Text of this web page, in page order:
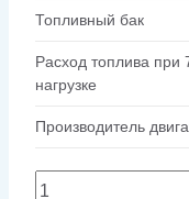
Топливный бак
Расход топлива при
нагрузке
Производитель
Количество